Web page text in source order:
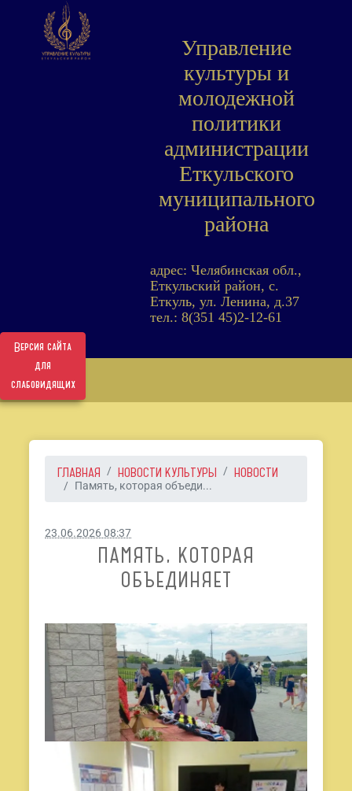
Версия сайта
для
слабовидящих
Управление
культуры и
молодежной
политики
администрации
Еткульского
муниципального
района
адрес: Челябинская обл.,
Еткульский район, с.
Еткуль, ул. Ленина, д.37
тел.: 8(351 45)2-12-61
ГЛАВНАЯ НОВОСТИ КУЛЬТУРЫ НОВОСТИ
Память, которая объеди...
23.06.2026 08:37
ПАМЯТЬ, КОТОРАЯ
ОБЪЕДИНЯЕТ